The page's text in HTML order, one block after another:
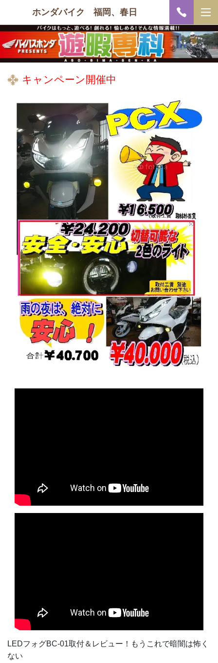
ホンダバイク 福岡、春日
キャンペーン開催中
LEDフォグBC-01取付＆レビュー！もうこれで暗闇は怖く
ない